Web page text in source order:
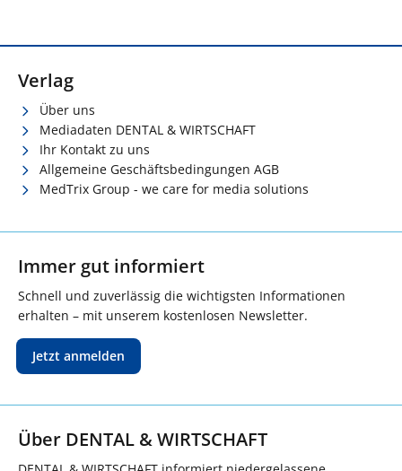
Verlag
Über uns
Mediadaten DENTAL & WIRTSCHAFT
Ihr Kontakt zu uns
Allgemeine Geschäftsbedingungen AGB
MedTrix Group - we care for media solutions
Immer gut informiert
Schnell und zuverlässig die wichtigsten Informationen
erhalten – mit unserem kostenlosen Newsletter.
Jetzt anmelden
Über DENTAL & WIRTSCHAFT